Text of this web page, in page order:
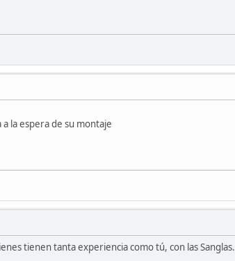
la espera de su montaje
tienen tanta experiencia como tú, con las Sanglas.